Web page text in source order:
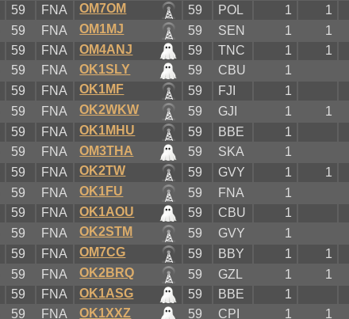
59 FNA OM7OM 59 POL 1
1
59 FNA OM1MJ 59 SEN 1
1
59 FNA OM4ANJ 59 TNC 1
1
59 FNA OK1SLY 59 CBU
1
59 FNA OK1MF 59 FJI
1
59 FNA OK2WKW 59 GJI 1
1
59 FNA OK1MHU 59 BBE
1
59 FNA OM3THA 59 SKA
1
59 FNA OK2TW 59 GVY 1
1
59 FNA OK1FU 59 FNA
1
59 FNA OK1AOU 59 CBU
1
59 FNA OK2STM 59 GVY
1
59 FNA OM7CG 59 BBY 1
1
59 FNA OK2BRQ 59 GZL 1
1
59 FNA OK1ASG 59 BBE
1
59 FNA OK1XXZ 59 CPI 1 1